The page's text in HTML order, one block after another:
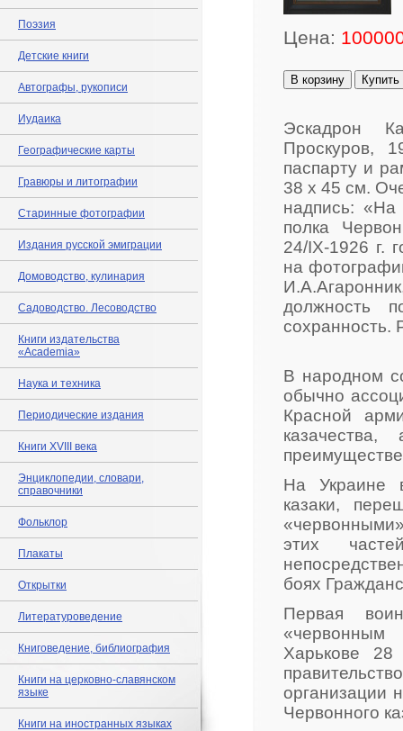
Поэзия
Детские книги
Автографы, рукописи
Иудаика
Географические карты
Гравюры и литографии
Старинные фотографии
Издания русской эмиграции
Домоводство, кулинария
Садоводство. Лесоводство
Книги издательства
«Academia»
Наука и техника
Периодические издания
Книги XVIII века
Энциклопедии, словари,
справочники
Фольклор
Плакаты
Открытки
Литературоведение
Книговедение, библиография
Книги на церковно-славянском
языке
Книги на иностранных языках
Цена:
В корзину Купить
Эскадрон
Проскуров,
паспарту и
38 х 45 см.
надпись: «На
полка
24/IX-1926 г.
на
должность
сохранность.
В народном
обычно
Красной
На Украине
казаки,
этих
боях
Первая
Харькове
организации
Червонного